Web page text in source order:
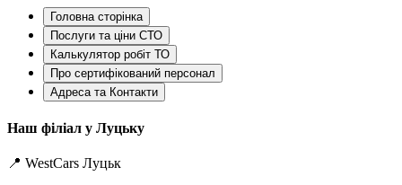
Головна сторінка
Послуги та ціни СТО
Калькулятор робіт ТО
Про сертифікований персонал
Адреса та Контакти
Наш філіал у Луцьку
📍 WestCars Луцьк